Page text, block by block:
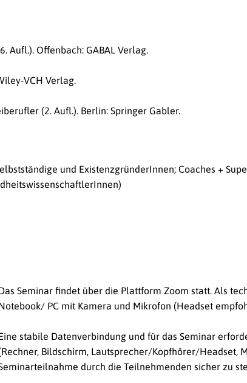
Aufl.). Offenbach: GABAL Verlag.
VCH Verlag.
(2. Aufl.). Berlin: Springer Gabler.
und ExistenzgründerInnen; Coaches +
Seminar findet über die Plattform Zoom statt. Als
PC mit Kamera und Mikrofon (Headset
stabile Datenverbindung und für das Seminar
Bildschirm, Lautsprecher/Kopfhörer/Headset,
durch die Teilnehmenden sicher zu